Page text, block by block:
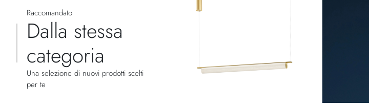
Raccomandato
Dalla stessa
categoria
Una selezione di nuovi prodotti scelti
per te